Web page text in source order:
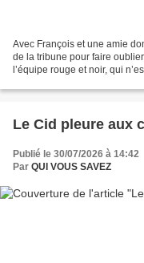
Avec François et une amie dont le
de la tribune pour faire
l’équipe rouge et noir, qui
Le Cid pleure aux
Publié le 30/07/2026 à 14:42
Par QUI VOUS SAVEZ